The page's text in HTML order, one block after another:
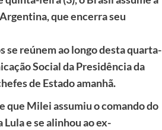
que encerra seu
se reúnem ao longo desta quarta-
Social da Presidência da
de Estado amanhã.
que Milei assumiu o comando do
e se alinhou ao ex-